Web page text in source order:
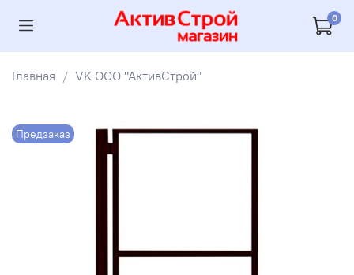
0
Главная VK ООО "АктивСтрой"
Предзаказ